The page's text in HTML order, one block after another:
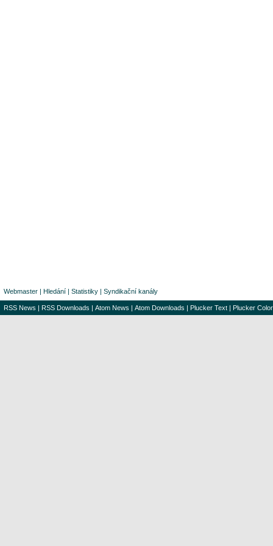
Webmaster | Hledání | Statistiky | Syndikační kanály
RSS News | RSS Downloads | Atom News | Atom Downloads | Plucker Text | Plucker Color